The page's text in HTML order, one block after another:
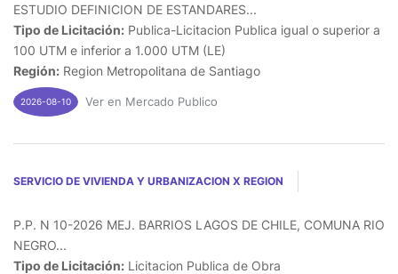
ESTUDIO DEFINICION DE ESTANDARES...
Tipo de Licitación: Publica-Licitacion Publica igual o superior a
100 UTM e inferior a 1.000 UTM (LE)
Región: Region Metropolitana de Santiago
2026-08-10 Ver en Mercado Publico
SERVICIO DE VIVIENDA Y URBANIZACION X REGION
P.P. N 10-2026 MEJ. BARRIOS LAGOS DE CHILE, COMUNA RIO
NEGRO...
Tipo de Licitación: Licitacion Publica de Obra